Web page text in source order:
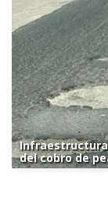
del cobro de